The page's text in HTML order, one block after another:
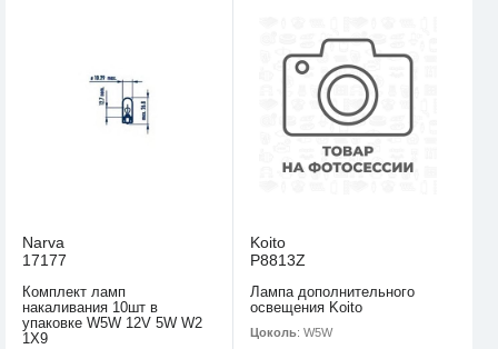
Narva
17177
Комплект ламп
накаливания 10шт в
упаковке W5W 12V 5W W2
1X9
Koito
P8813Z
Лампа дополнительного
освещения Koito
Цоколь: W5W